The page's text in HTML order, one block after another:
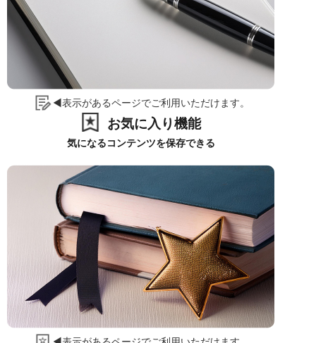
◀表示があるページでご利用いただけます。
お気に入り機能
気になるコンテンツを保存できる